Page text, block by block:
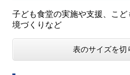
子ども食堂の実施や支援、こ
境づくりなど
表のサイズを切